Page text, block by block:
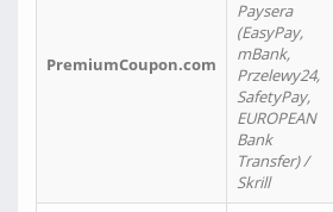
PremiumCoupon.com
Paysera
(EasyPay,
mBank,
Przelewy24,
SafetyPay,
EUROPEAN
Bank
Transfer) /
Skrill